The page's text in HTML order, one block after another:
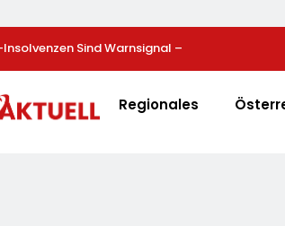
Sind Warnsignal –
Die Wirtschaftskrise
Regionales